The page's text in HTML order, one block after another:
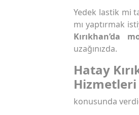
Yedek lastik mi
mı yaptırmak
Kırıkhan’da
uzağınızda.
Hatay
Hizmetleri
konusunda